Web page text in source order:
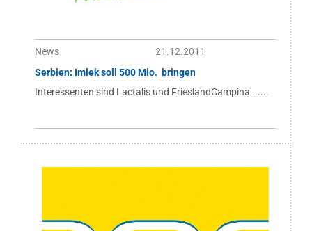
News
21.12.2011
Serbien: Imlek soll 500 Mio.  bringen
Interessenten sind Lactalis und FrieslandCampina ......